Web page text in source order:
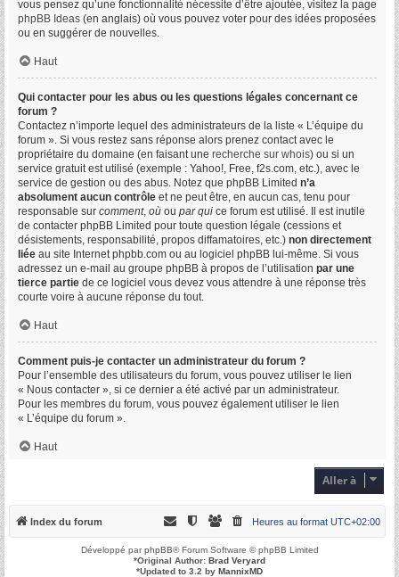
vous pensez qu’une fonctionnalité nécessite d’être ajoutée, visitez la page
phpBB Ideas (en anglais) où vous pouvez voter pour des idées proposées
ou en suggérer de nouvelles.
Haut
Qui contacter pour les abus ou les questions légales concernant ce
forum ?
Contactez n’importe lequel des administrateurs de la liste « L’équipe du
forum ». Si vous restez sans réponse alors prenez contact avec le
propriétaire du domaine (en faisant une recherche sur whois) ou si un
service gratuit est utilisé (exemple : Yahoo!, Free, f2s.com, etc.), avec le
service de gestion ou des abus. Notez que phpBB Limited n’a
absolument aucun contrôle et ne peut être, en aucun cas, tenu pour
responsable sur comment, où ou par qui ce forum est utilisé. Il est inutile
de contacter phpBB Limited pour toute question légale (cessions et
désistements, responsabilité, propos diffamatoires, etc.) non directement
liée au site Internet phpbb.com ou au logiciel phpBB lui-même. Si vous
adressez un e-mail au groupe phpBB à propos de l’utilisation par une
tierce partie de ce logiciel vous devez vous attendre à une réponse très
courte voire à aucune réponse du tout.
Haut
Comment puis-je contacter un administrateur du forum ?
Pour l’ensemble des utilisateurs du forum, vous pouvez utiliser le lien
« Nous contacter », si ce dernier a été activé par un administrateur.
Pour les membres du forum, vous pouvez également utiliser le lien
« L’équipe du forum ».
Haut
Aller à
Index du forum Heures au format UTC+02:00
Développé parphpBB® Forum Software © phpBB Limited
*Original Author: Brad Veryard
*Updated to 3.2 by MannixMD